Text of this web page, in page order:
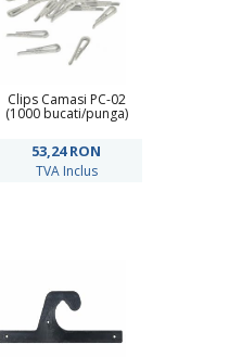
Clips Camasi PC-02
(1000 bucati/punga)
53,24RON
TVA Inclus